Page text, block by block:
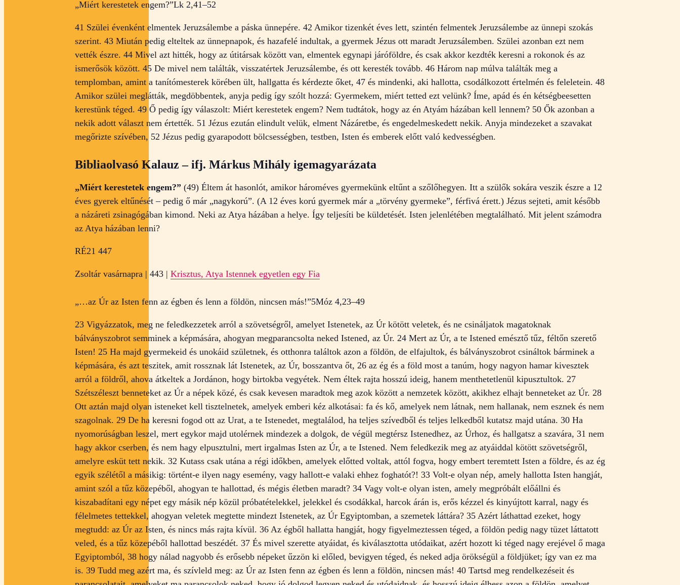
„Miért kerestetek engem?”Lk 2,41–52
41 Szülei évenként elmentek Jeruzsálembe a páska ünnepére. 42 Amikor tizenkét éves lett, szintén felmentek Jeruzsálembe az ünnepi szokás
szerint. 43 Miután pedig elteltek az ünnepnapok, és hazafelé indultak, a gyermek Jézus ott maradt Jeruzsálemben. Szülei azonban ezt nem
vették észre. 44 Mivel azt hitték, hogy az útitársak között van, elmentek egynapi járóföldre, és csak akkor kezdték keresni a rokonok és az
ismerősök között. 45 De mivel nem találták, visszatértek Jeruzsálembe, és ott keresték tovább. 46 Három nap múlva találták meg a
templomban, amint a tanítómesterek körében ült, hallgatta és kérdezte őket, 47 és mindenki, aki hallotta, csodálkozott értelmén és feleletein. 48
Amikor szülei meglátták, megdöbbentek, anyja pedig így szólt hozzá: Gyermekem, miért tetted ezt velünk? Íme, apád és én kétségbeesetten
kerestünk téged. 49 Ő pedig így válaszolt: Miért kerestetek engem? Nem tudtátok, hogy az én Atyám házában kell lennem? 50 Ők azonban a
nekik adott választ nem értették. 51 Jézus ezután elindult velük, elment Názáretbe, és engedelmeskedett nekik. Anyja mindezeket a szavakat
megőrizte szívében, 52 Jézus pedig gyarapodott bölcsességben, testben, Isten és emberek előtt való kedvességben.
Bibliaolvasó Kalauz – ifj. Márkus Mihály igemagyarázata
„Miért kerestetek engem?” (49) Éltem át hasonlót, amikor hároméves gyermekünk eltűnt a szőlőhegyen. Itt a szülők sokára veszik észre a 12
éves gyerek eltűnését – pedig ő már „nagykorú”. (A 12 éves korú gyermek már a „törvény gyermeke”, férfivá érett.) Jézus sejteti, amit később
a názáreti zsinagógában kimond. Neki az Atya házában a helye. Így teljesíti be küldetését. Isten jelenlétében megtalálható. Mit jelent számodra
az Atya házában lenni?
RÉ21 447
Zsoltár vasárnapra | 443 | Krisztus, Atya Istennek egyetlen egy Fia
„…az Úr az Isten fenn az égben és lenn a földön, nincsen más!”5Móz 4,23–49
23 Vigyázzatok, meg ne feledkezzetek arról a szövetségről, amelyet Istenetek, az Úr kötött veletek, és ne csináljatok magatoknak
bálványszobrot semminek a képmására, ahogyan megparancsolta neked Istened, az Úr. 24 Mert az Úr, a te Istened emésztő tűz, féltőn szerető
Isten! 25 Ha majd gyermekeid és unokáid születnek, és otthonra találtok azon a földön, de elfajultok, és bálványszobrot csináltok bárminek a
képmására, és azt teszitek, amit rossznak lát Istenetek, az Úr, bosszantva őt, 26 az ég és a föld most a tanúm, hogy nagyon hamar kivesztek
arról a földről, ahova átkeltek a Jordánon, hogy birtokba vegyétek. Nem éltek rajta hosszú ideig, hanem menthetetlenül kipusztultok. 27
Szétszéleszt benneteket az Úr a népek közé, és csak kevesen maradtok meg azok között a nemzetek között, akikhez elhajt benneteket az Úr. 28
Ott aztán majd olyan isteneket kell tisztelnetek, amelyek emberi kéz alkotásai: fa és kő, amelyek nem látnak, nem hallanak, nem esznek és nem
szagolnak. 29 De ha keresni fogod ott az Urat, a te Istenedet, megtalálod, ha teljes szívedből és teljes lelkedből kutatsz majd utána. 30 Ha
nyomorúságban leszel, mert egykor majd utolérnek mindezek a dolgok, de végül megtérsz Istenedhez, az Úrhoz, és hallgatsz a szavára, 31 nem
hagy akkor cserben, és nem hagy elpusztulni, mert irgalmas Isten az Úr, a te Istened. Nem feledkezik meg az atyáiddal kötött szövetségről,
amelyre esküt tett nekik. 32 Kutass csak utána a régi időkben, amelyek előtted voltak, attól fogva, hogy embert teremtett Isten a földre, és az ég
egyik szélétől a másikig: történt-e ilyen nagy esemény, vagy hallott-e valaki ehhez foghatót?! 33 Volt-e olyan nép, amely hallotta Isten hangját,
amint szól a tűz közepéből, ahogyan te hallottad, és mégis életben maradt? 34 Vagy volt-e olyan isten, amely megpróbált előállni és
kiszabadítani egy népet egy másik nép közül próbatételekkel, jelekkel és csodákkal, harcok árán is, erős kézzel és kinyújtott karral, nagy és
félelmetes tettekkel, ahogyan veletek megtette mindezt Istenetek, az Úr Egyiptomban, a szemetek láttára? 35 Azért láthattad ezeket, hogy
megtudd: az Úr az Isten, és nincs más rajta kívül. 36 Az égből hallatta hangját, hogy figyelmeztessen téged, a földön pedig nagy tüzet láttatott
veled, és a tűz közepéből hallottad beszédét. 37 És mivel szerette atyáidat, és kiválasztotta utódaikat, azért hozott ki téged nagy erejével ő maga
Egyiptomból, 38 hogy nálad nagyobb és erősebb népeket űzzön ki előled, bevigyen téged, és neked adja örökségül a földjüket; így van ez ma
is. 39 Tudd meg azért ma, és szívleld meg: az Úr az Isten fenn az égben és lenn a földön, nincsen más! 40 Tartsd meg rendelkezéseit és